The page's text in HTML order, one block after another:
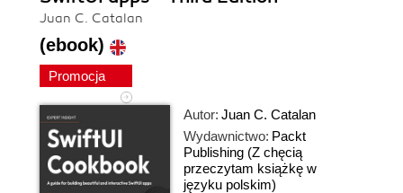
Juan C. Catalan
(ebook)
Promocja
Autor: Juan C. Catalan
Wydawnictwo: Packt
Publishing (Z chęcią
przeczytam książkę w
języku polskim)